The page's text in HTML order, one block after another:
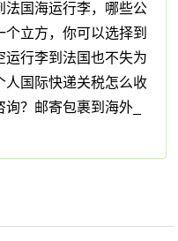
国海运行李，哪些公
立方，你可以选择到
运行李到法国也不失为
人国际快递关税怎么收
？邮寄包裹到海外_